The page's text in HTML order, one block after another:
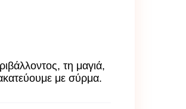
τη μαγιά,
με σύρμα.